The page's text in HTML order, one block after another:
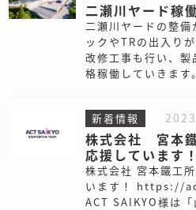
二瀬川ヤード稼
二瀬川ヤードの整
ックやTRの出入り
改修工事も行い、
格稼働していきます。
新着情報
株式会社 宮本
応援しています！
株式会社 宮本鐵工
います！ https://
ACT SAIKYO様は